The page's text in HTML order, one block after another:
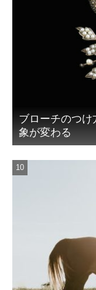
ブローチのつ
象が変わる